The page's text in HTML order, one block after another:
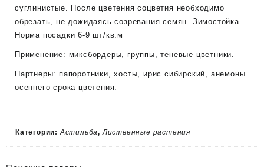
суглинистые. После цветения соцветия необходимо
обрезать, не дожидаясь созревания семян. Зимостойка.
Норма посадки 6-9 шт/кв.м
Применение: миксбордеры, группы, теневые цветники.
Партнеры: папоротники, хосты, ирис сибирский, анемоны
осеннего срока цветения.
Категории:Астильба,Лиственные растения